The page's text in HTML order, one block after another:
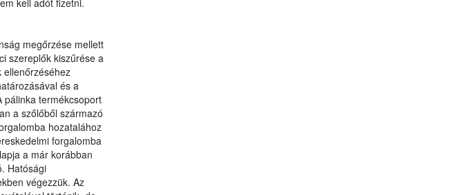
kell adót fizetni.
megőrzése mellett
szereplők kiszűrése a
ellenőrzéséhez
és a
pálinka termékcsoport
a szőlőből származó
hozatalához
forgalomba
a már korábban
Hatósági
végezzük. Az